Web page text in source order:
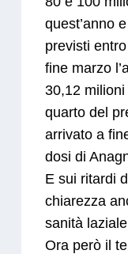
quest’anno
previsti
fine marzo
30,12
quarto del
arrivato a
dosi di
E sui ritardi
chiarezza
sanità
Ora però il